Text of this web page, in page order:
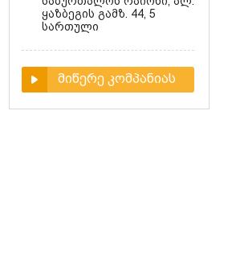
ყაზბეგის გამზ. 44, 5
სართული
მიწერე კომპანიას